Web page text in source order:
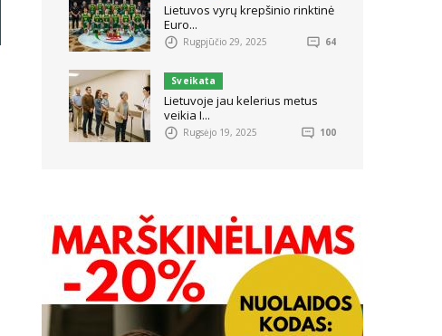
Lietuvos vyrų krepšinio rinktinė
Euro...
Rugpjūčio 29, 2025 64
Sveikata
Lietuvoje jau kelerius metus
veikia I...
Rugsėjo 19, 2025 100